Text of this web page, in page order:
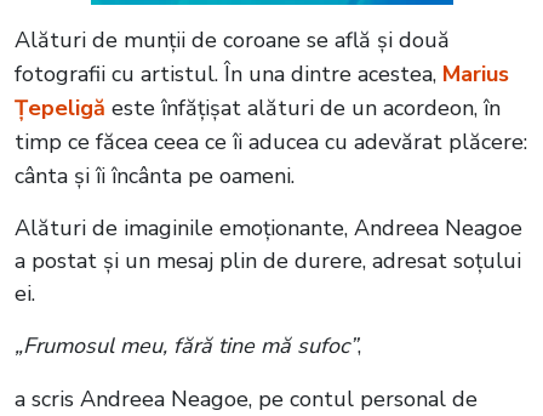
Alături de munții de coroane se află și două
fotografii cu artistul. În una dintre acestea, Marius
Țepeligă este înfățișat alături de un acordeon, în
timp ce făcea ceea ce îi aducea cu adevărat plăcere:
cânta și îi încânta pe oameni.
Alături de imaginile emoționante, Andreea Neagoe
a postat și un mesaj plin de durere, adresat soțului
ei.
„Frumosul meu, fără tine mă sufoc”,
a scris Andreea Neagoe, pe contul personal de